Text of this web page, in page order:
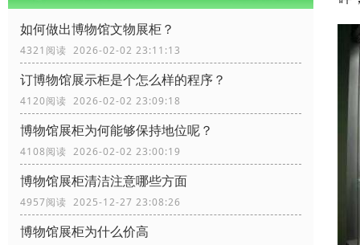
如何做出博物馆文物展柜？
4321阅读 2026-02-02 23:11:13
订博物馆展示柜是个怎么样的程序？
4120阅读 2026-02-02 23:09:18
博物馆展柜为何能够保持地位呢？
4108阅读 2026-02-02 23:00:19
博物馆展柜清洁注意哪些方面
4957阅读 2025-12-27 23:08:26
博物馆展柜为什么价高